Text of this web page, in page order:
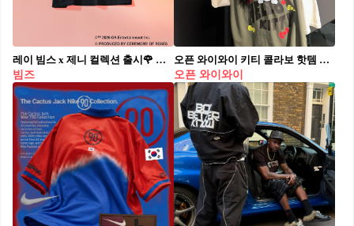
레이 빔스 x 제니 컬렉션 출시🌹 티셔츠 4종, 캐미솔 2종👕 지난 5월 제니와 빔스의 그래픽 티셔츠가 출시됐었는데요. 이번에는 빔스의 여성 레이블 '레이 빔스(Ray beams)’로 돌아왔습니다. 제니의 솔로 앨범 ‘RUBY’의 타이포그래피와 포토를 담은 해당 컬렉션은 티셔츠 4종과 캐미솔 2종으로 구성됐으며, 현재 일본 빔스 홈페이지에서 구매 가능합니다. 가격은 티셔츠 ￥8,250 (한화 약 78,000원 대), 캐미솔 ￥7,150 (한화 약 68,000원 대).
빔즈
오픈 와이와이 키티 콜라보 핫템 착샷❤️
오픈 와이와이